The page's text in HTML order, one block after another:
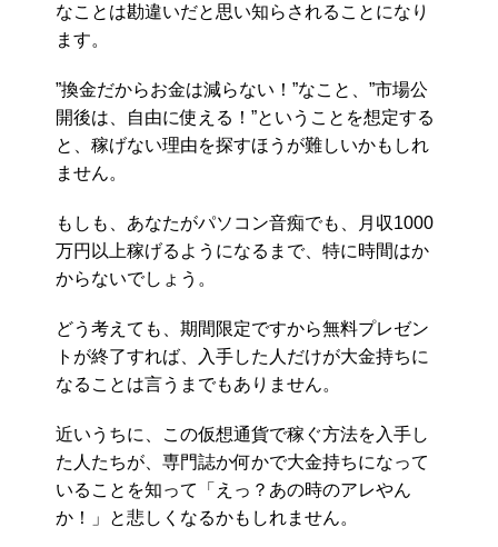
なことは勘違いだと思い知らされることになり
ます。
”換金だからお金は減らない！”なこと、”市場公
開後は、自由に使える！”ということを想定する
と、稼げない理由を探すほうが難しいかもしれ
ません。
もしも、あなたがパソコン音痴でも、月収1000
万円以上稼げるようになるまで、特に時間はか
からないでしょう。
どう考えても、期間限定ですから無料プレゼン
トが終了すれば、入手した人だけが大金持ちに
なることは言うまでもありません。
近いうちに、この仮想通貨で稼ぐ方法を入手し
た人たちが、専門誌か何かで大金持ちになって
いることを知って「えっ？あの時のアレやん
か！」と悲しくなるかもしれません。